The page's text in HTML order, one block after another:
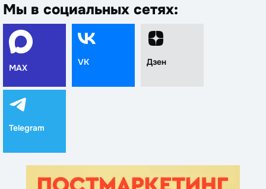
Мы в социальных сетях:
MAX
VK Дзен
Telegram